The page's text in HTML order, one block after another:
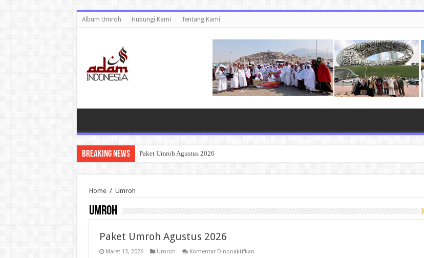
Album Umroh Hubungi Kami Tentang Kami
Breaking News Paket Umroh Agustus 2026
Home / Umroh
Umroh
Paket Umroh Agustus 2026
Maret 13, 2026 Umroh Komentar Dinonaktifkanpada